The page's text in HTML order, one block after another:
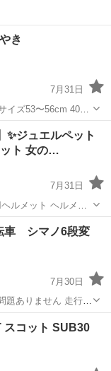
き
7月31日
ズ53〜56cm 4000
です。 子ども用自
ト
ジュエルペット
ット 女の…
7月31日
ト ヘルメッ
ませんが自宅保...
ット
車 シマノ6段変
7月30日
サドル一部こすり
スコット SUB30